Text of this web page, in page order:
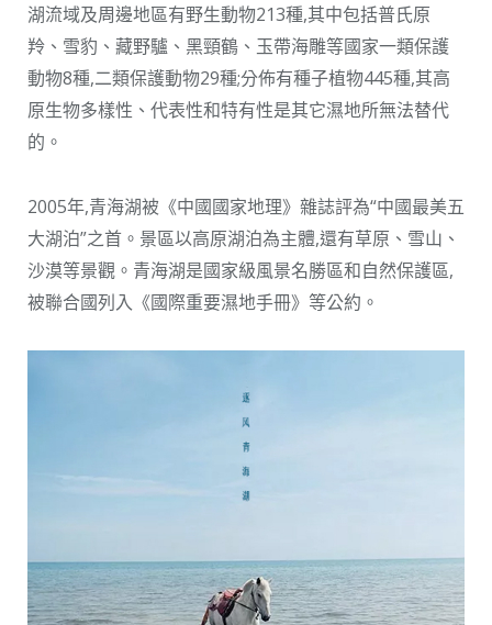
湖流域及周邊地區有野生動物213種,其中包括普氏原
羚、雪豹、藏野驢、黑頸鶴、玉帶海雕等國家一類保護
動物8種,二類保護動物29種;分佈有種子植物445種,其高
原生物多樣性、代表性和特有性是其它濕地所無法替代
的。
2005年,青海湖被《中國國家地理》雜誌評為“中國最美五
大湖泊”之首。景區以高原湖泊為主體,還有草原、雪山、
沙漠等景觀。青海湖是國家級風景名勝區和自然保護區,
被聯合國列入《國際重要濕地手冊》等公約。